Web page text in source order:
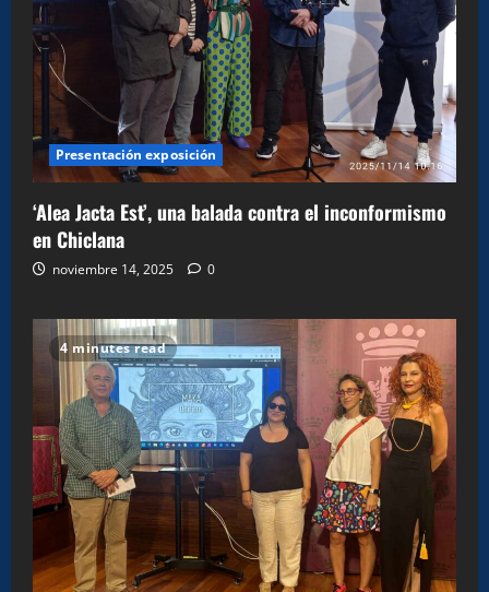
Presentación exposición
‘Alea Jacta Est’, una balada contra el inconformismo
en Chiclana
noviembre 14, 2025 0
4 minutes read